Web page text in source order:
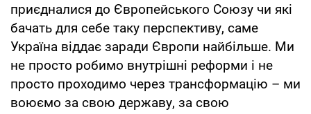
приєдналися до Європейського Союзу чи які
бачать для себе таку перспективу, саме
Україна віддає заради Європи найбільше. Ми
не просто робимо внутрішні реформи і не
просто проходимо через трансформацію – ми
воюємо за свою державу, за свою